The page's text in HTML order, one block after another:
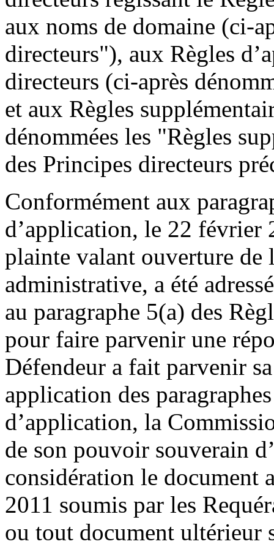
aux noms de domaine (ci-
directeurs"), aux Règles
directeurs (ci-après
et aux Règles
dénommées les "Règles
des Principes directeurs
Conformément aux
d’application, le 22
plainte valant ouverture de
administrative, a été
au paragraphe 5(a) des
pour faire parvenir une
Défendeur a fait parvenir
application des
d’application, la
de son pouvoir souverain
considération le document
2011 soumis par les
ou tout document ultérieur